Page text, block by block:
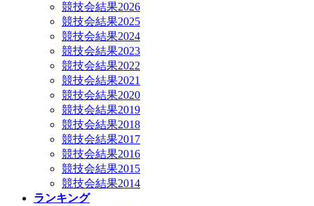
競技会結果2026
競技会結果2025
競技会結果2024
競技会結果2023
競技会結果2022
競技会結果2021
競技会結果2020
競技会結果2019
競技会結果2018
競技会結果2017
競技会結果2016
競技会結果2015
競技会結果2014
ランキング